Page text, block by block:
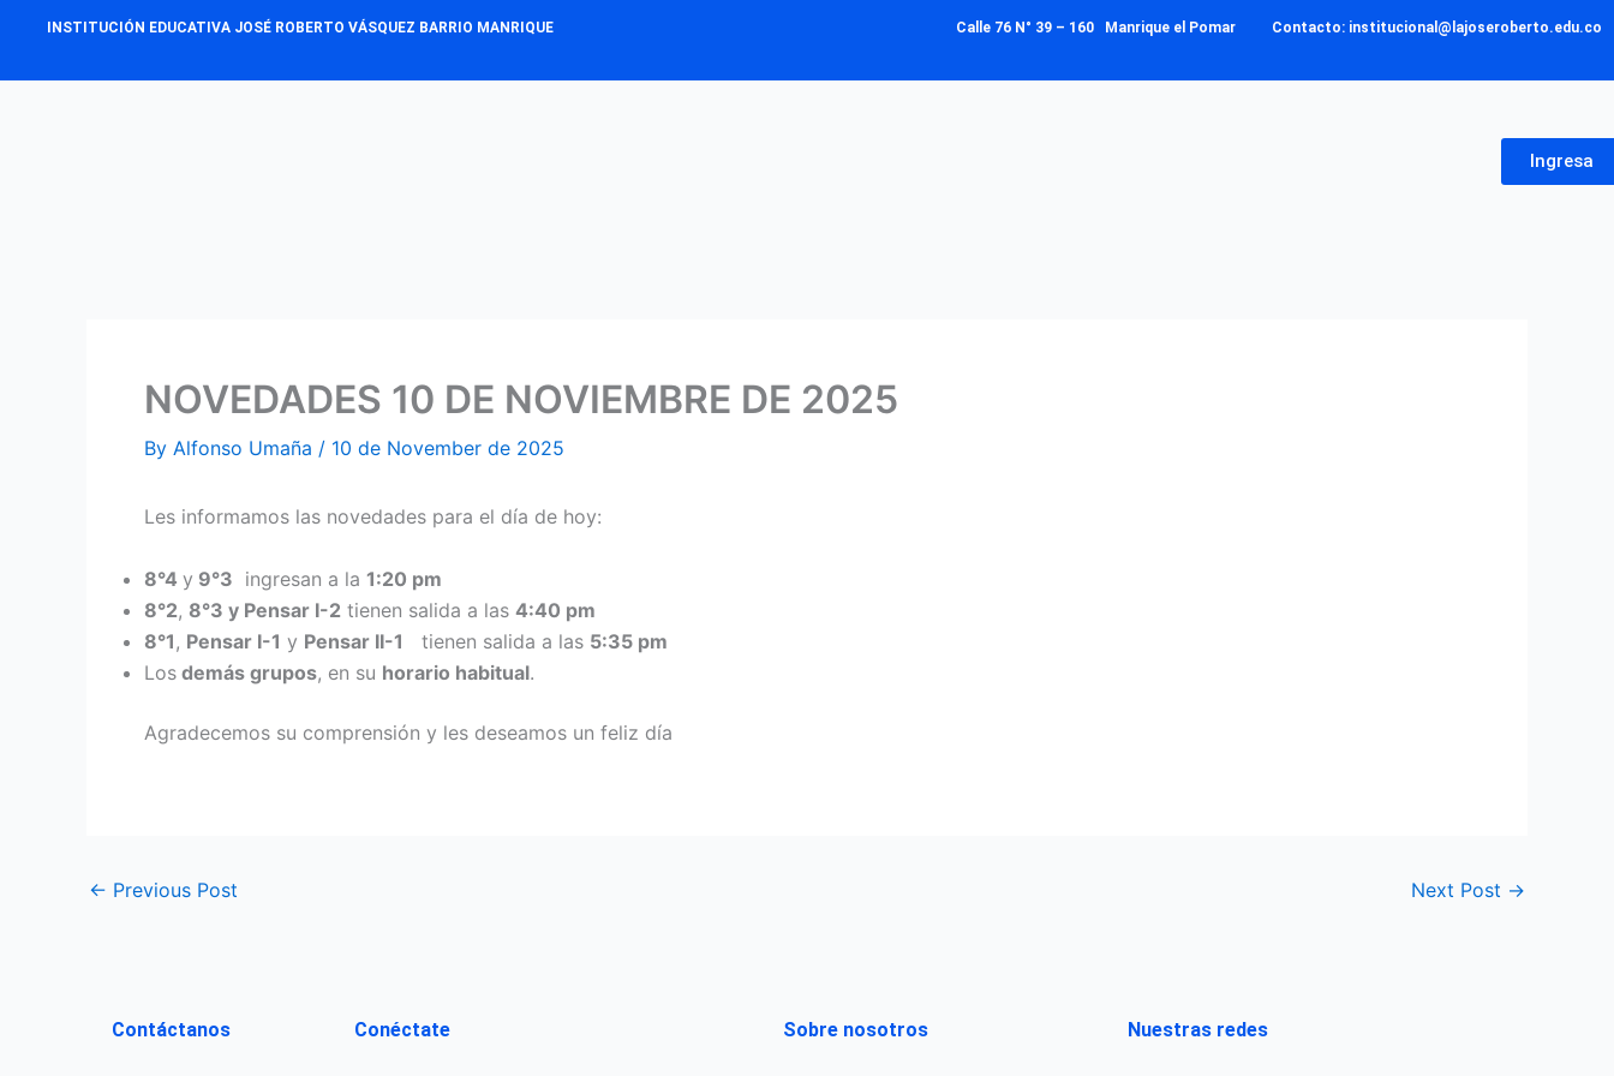
content
INSTITUCIÓN EDUCATIVA JOSÉ ROBERTO VÁSQUEZ BARRIO MANRIQUE Calle 76 N° 39 – 160 Manrique el Pomar Contacto: institucional@lajoseroberto.edu.co
Ingresa
NOVEDADES 10 DE NOVIEMBRE DE 2025
By Alfonso Umaña / 10 de November de 2025
Les informamos las novedades para el día de hoy:
8°4 y 9°3 ingresan a la 1:20 pm
8°2, 8°3 y Pensar I-2 tienen salida a las 4:40 pm
8°1 , Pensar I-1 y Pensar II-1 tienen salida a las 5:35 pm
Los demás grupos, en su horario habitual.
Agradecemos su comprensión y les deseamos un feliz día
← Previous Post Next Post →
Contáctanos Conéctate Sobre nosotros Nuestras redes